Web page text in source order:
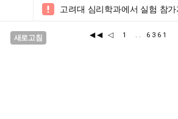
 고려대 심리학과에서 실험 참
새로고침 ◀◀ ◁ 1 .. 6361